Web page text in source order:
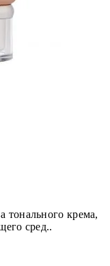
тонального крема,
сред..